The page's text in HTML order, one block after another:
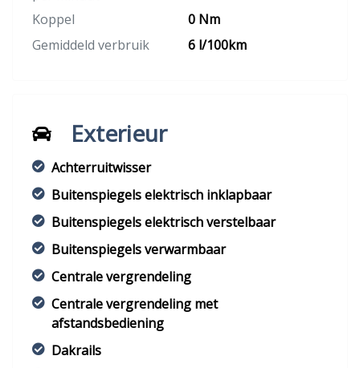
Koppel
0 Nm
Gemiddeld verbruik
6 l/100km
Exterieur
Achterruitwisser
Buitenspiegels elektrisch inklapbaar
Buitenspiegels elektrisch verstelbaar
Buitenspiegels verwarmbaar
Centrale vergrendeling
Centrale vergrendeling met
afstandsbediening
Dakrails